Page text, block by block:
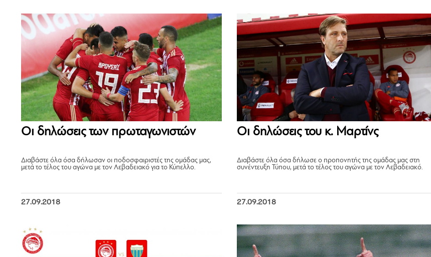
Οι δηλώσεις των πρωταγωνιστών
Διαβάστε όλα όσα δήλωσαν οι ποδοσφαιριστές της ομάδας μας,
μετά το τέλος του αγώνα με τον Λεβαδειακό για το Κύπελλο.
27.09.2018
Οι δηλώσεις του κ. Μαρτίνς
Διαβάστε όλα όσα δήλωσε ο προπονητής της ομάδας μας στη
συνέντευξη Τύπου, μετά το τέλος του αγώνα με τον Λεβαδειακό.
27.09.2018